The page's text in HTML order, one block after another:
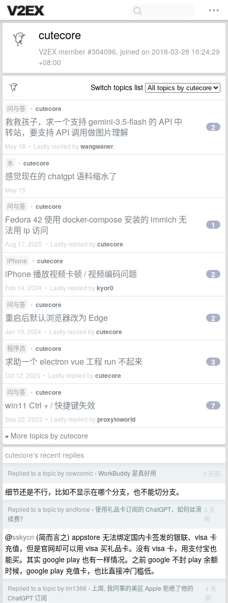
cutecore
V2EX member #304096, joined on 2018-03-28 16:24:29
+08:00
Switch topics list
问与答 • cutecore
救救孩子，求一个支持 gemini-3.5-flash 的 API 中
转站，要支持 API 调用做图片理解
May 18 • Lastly replied bywangwaner
2
水 • cutecore
感觉现在的 chatgpt 语料缩水了
May 15
问与答
• cutecore
Fedora 42 使用 docker-compose 安装的 immich 无
法用 ip 访问
Aug 17, 2025 • Lastly replied bycutecore
1
iPhone • cutecore
iPhone 播放视频卡顿 / 视频编码问题
Feb 14, 2024 • Lastly replied bykyor0
2
问与答 • cutecore
重启后默认浏览器改为 Edge
Jan 19, 2024 • Lastly replied bycutecore
2
程序员 • cutecore
求助一个 electron vue 工程 run 不起来
Oct 12, 2023 • Lastly replied bycutecore
3
问与答 • cutecore
win11 Ctrl + / 快捷键失效
Sep 22, 2023 • Lastly replied byproxytoworld
7
» More topics by cutecore
cutecore's recent replies
Replied to a topic by cowcomic › WorkBuddy 是真好用 3 天前
细节还是不行，比如不显示在哪个分支，也不能切分支。
Replied to a topic by andforce › 使用礼品卡订阅的 ChatGPT，如何丝滑
续费？
3 天
前
@sskycn (简而言之) appstore 无法绑定国内卡签发的银联、visa 卡
充值，但是官网却可以用 visa 买礼品卡。没有 visa 卡，用支付宝也
能买。其实 google play 也有一样情况。之前 google 不封 play 余额
时候，google play 充值卡，也比直接冲门槛低。
Replied to a topic by lm1368 ›
上周, 我同事的美区 Apple 拒绝了他的
ChatGPT 订阅
4 天
前